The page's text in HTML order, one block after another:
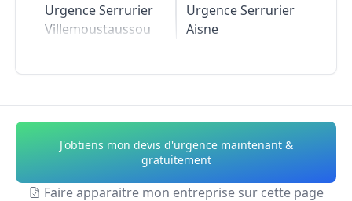
Urgence Serrurier
Villemoustaussou
Urgence Serrurier
Berriac
Urgence Serrurier
Urgence Serrurier
Aisne
Urgence Serrurier
Alpes-de-Haute-
J'obtiens mon devis d'urgence maintenant &
gratuitement
Faire apparaitre mon entreprise sur cette page